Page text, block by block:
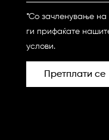
*Со зачленување на
ги прифаќате
услови.
Претплати се